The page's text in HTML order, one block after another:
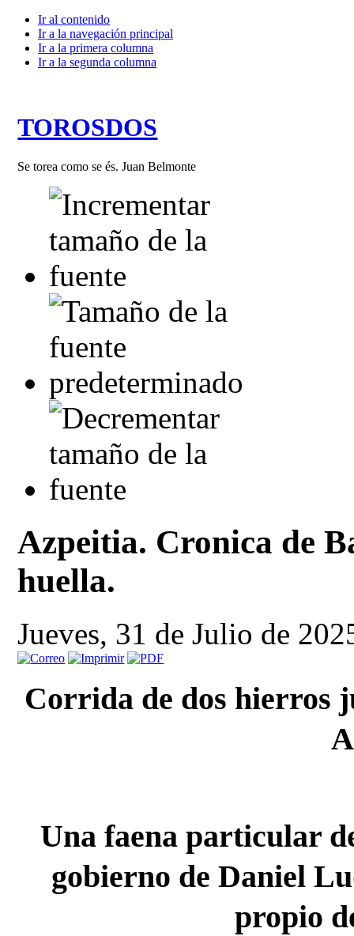
Ir al contenido
Ir a la navegación principal
Ir a la primera columna
Ir a la segunda columna
TOROSDOS
Se torea como se és. Juan Belmonte
Azpeitia. Cronica de
huella.
Jueves, 31 de Julio de
Corrida de dos hierros
Una faena particular
gobierno de Daniel
propio